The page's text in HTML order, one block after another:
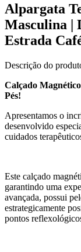
Alpargata
Masculina |
Estrada
Descrição do
Calçado
Pés!
Apresentamos o
desenvolvido
cuidados
Este calçado
garantindo uma
avançada, possui
estrategicamente
pontos